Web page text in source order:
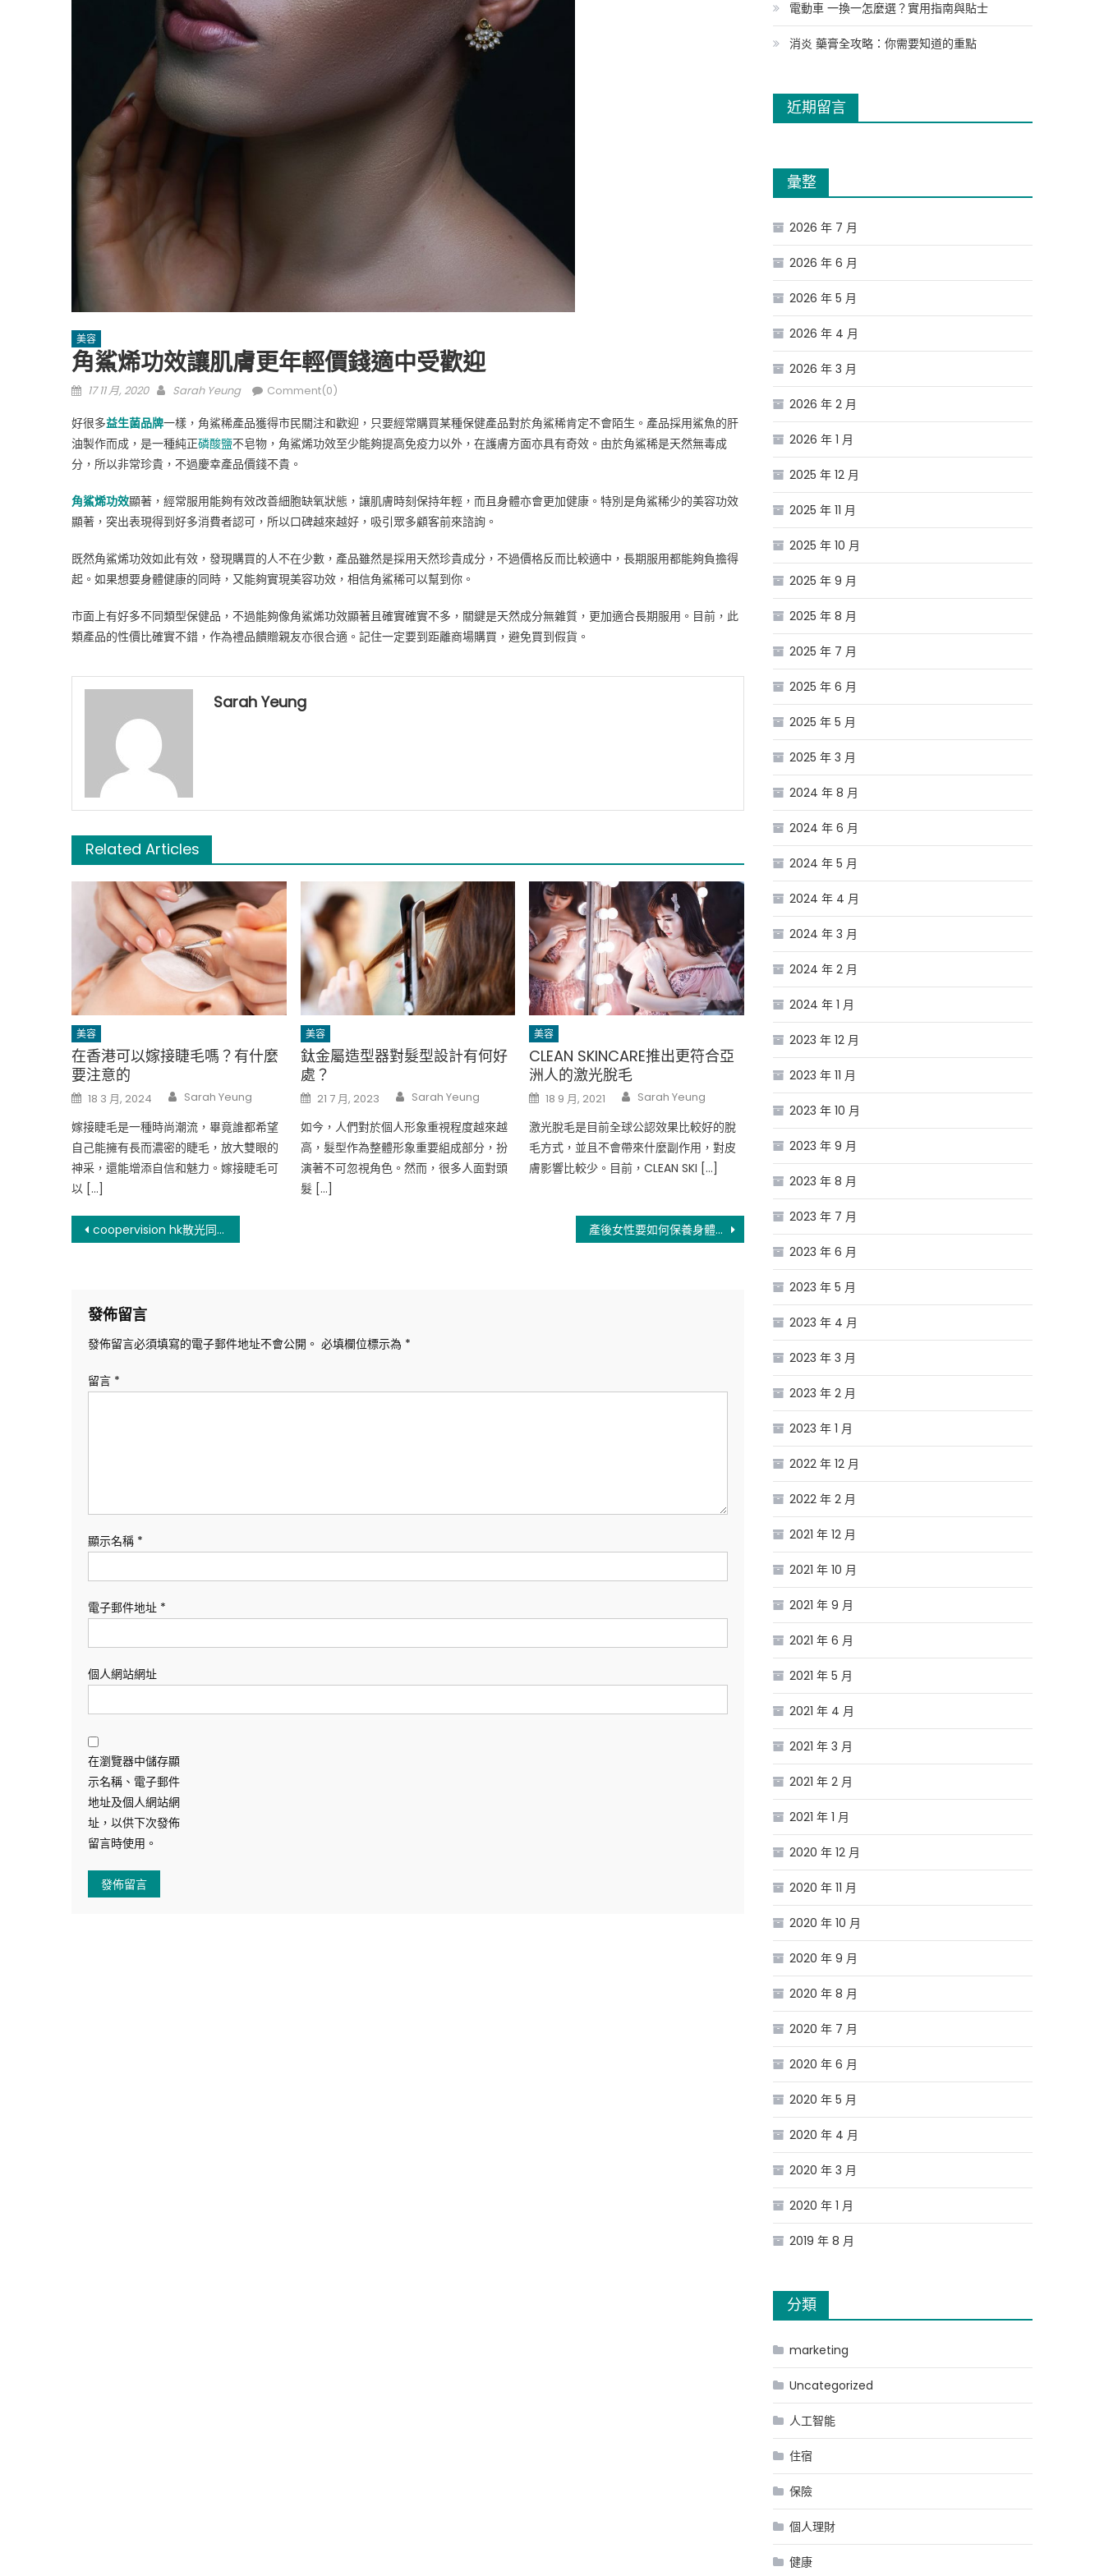
美容
角鯊烯功效讓肌膚更年輕價錢適中受歡迎
Posted
17 11 月, 2020 Author
Sarah Yeung Comment(0)
好很多益生菌品牌一樣，角鯊稀產品獲得市民關注和歡迎，只要經常購買某種保健產品對於角鯊稀肯定不會陌生。產品採用鯊魚的肝
油製作而成，是一種純正磷酸鹽不皂物，角鯊烯功效至少能夠提高免疫力以外，在護膚方面亦具有奇效。由於角鯊稀是天然無毒成
分，所以非常珍貴，不過慶幸產品價錢不貴。
角鯊烯功效顯著，經常服用能夠有效改善細胞缺氧狀態，讓肌膚時刻保持年輕，而且身體亦會更加健康。特別是角鯊稀少的美容功效
顯著，突出表現得到好多消費者認可，所以口碑越來越好，吸引眾多顧客前來諮詢。
既然角鯊烯功效如此有效，發現購買的人不在少數，產品雖然是採用天然珍貴成分，不過價格反而比較適中，長期服用都能夠負擔得
起。如果想要身體健康的同時，又能夠實現美容功效，相信角鯊稀可以幫到你。
市面上有好多不同類型保健品，不過能夠像角鯊烯功效顯著且確實確實不多，關鍵是天然成分無雜質，更加適合長期服用。目前，此
類產品的性價比確實不錯，作為禮品饋贈親友亦很合適。記住一定要到距離商場購買，避免買到假貨。
Sarah Yeung
Related Articles
美容
在香港可以嫁接睫毛嗎？有什麼
要注意的
Posted
on
18 3 月, 2024 Author
Sarah Yeung
嫁接睫毛是一種時尚潮流，畢竟誰都希望
自己能擁有長而濃密的睫毛，放大雙眼的
神采，還能增添自信和魅力。嫁接睫毛可
以 […]
美容
鈦金屬造型器對髮型設計有何好
處？
Posted
on
21 7 月, 2023 Author
Sarah Yeung
如今，人們對於個人形象重視程度越來越
高，髮型作為整體形象重要組成部分，扮
演著不可忽視角色。然而，很多人面對頭
髮 […]
美容
CLEAN SKINCARE推出更符合亞
洲人的激光脫毛
Posted
on
18 9 月, 2021 Author
Sarah Yeung
激光脫毛是目前全球公認效果比較好的脫
毛方式，並且不會帶來什麼副作用，對皮
膚影響比較少。目前，CLEAN SKI […]
文
覽
coopervision hk散光同clalen 散光隱形眼鏡比哪個更好 產後女性要如何保養身體？方法來了
發佈留言
發佈留言必須填寫的電子郵件地址不會公開。 必填欄位標示為 *
留言 *
顯示名稱 *
電子郵件地址 *
個人網站網址
在瀏覽器中儲存顯
示名稱、電子郵件
地址及個人網站網
址，以供下次發佈
留言時使用。
電動車 一換一怎麼選？實用指南與貼士
消炎 藥膏全攻略：你需要知道的重點
近期留言
彙整
2026 年 7 月
2026 年 6 月
2026 年 5 月
2026 年 4 月
2026 年 3 月
2026 年 2 月
2026 年 1 月
2025 年 12 月
2025 年 11 月
2025 年 10 月
2025 年 9 月
2025 年 8 月
2025 年 7 月
2025 年 6 月
2025 年 5 月
2025 年 3 月
2024 年 8 月
2024 年 6 月
2024 年 5 月
2024 年 4 月
2024 年 3 月
2024 年 2 月
2024 年 1 月
2023 年 12 月
2023 年 11 月
2023 年 10 月
2023 年 9 月
2023 年 8 月
2023 年 7 月
2023 年 6 月
2023 年 5 月
2023 年 4 月
2023 年 3 月
2023 年 2 月
2023 年 1 月
2022 年 12 月
2022 年 2 月
2021 年 12 月
2021 年 10 月
2021 年 9 月
2021 年 6 月
2021 年 5 月
2021 年 4 月
2021 年 3 月
2021 年 2 月
2021 年 1 月
2020 年 12 月
2020 年 11 月
2020 年 10 月
2020 年 9 月
2020 年 8 月
2020 年 7 月
2020 年 6 月
2020 年 5 月
2020 年 4 月
2020 年 3 月
2020 年 1 月
2019 年 8 月
分類
marketing
Uncategorized
人工智能
住宿
保險
個人理財
健康